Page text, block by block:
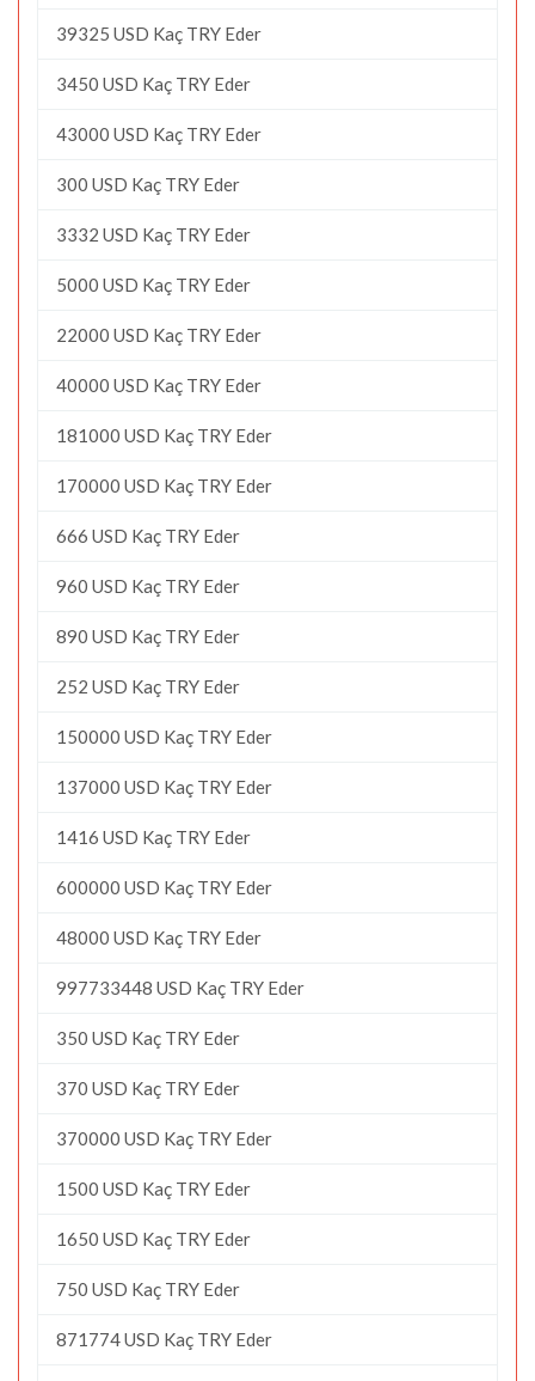
39325 USD Kaç TRY Eder
3450 USD Kaç TRY Eder
43000 USD Kaç TRY Eder
300 USD Kaç TRY Eder
3332 USD Kaç TRY Eder
5000 USD Kaç TRY Eder
22000 USD Kaç TRY Eder
40000 USD Kaç TRY Eder
181000 USD Kaç TRY Eder
170000 USD Kaç TRY Eder
666 USD Kaç TRY Eder
960 USD Kaç TRY Eder
890 USD Kaç TRY Eder
252 USD Kaç TRY Eder
150000 USD Kaç TRY Eder
137000 USD Kaç TRY Eder
1416 USD Kaç TRY Eder
600000 USD Kaç TRY Eder
48000 USD Kaç TRY Eder
997733448 USD Kaç TRY Eder
350 USD Kaç TRY Eder
370 USD Kaç TRY Eder
370000 USD Kaç TRY Eder
1500 USD Kaç TRY Eder
1650 USD Kaç TRY Eder
750 USD Kaç TRY Eder
871774 USD Kaç TRY Eder